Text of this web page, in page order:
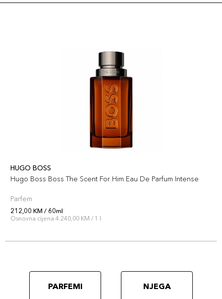
HUGO BOSS
Hugo Boss Boss The Scent For Him Eau De Parfum Intense
Parfem
212,00 KM / 60ml
Osnovna cijena 4.240,00 KM / 1 l
PARFEMI NJEGA